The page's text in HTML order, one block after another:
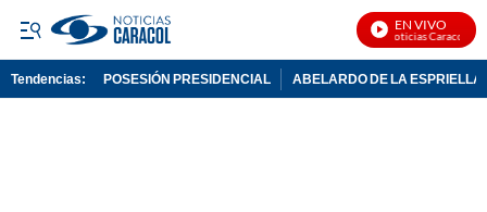
EN VIVO
Noticias Caracol En
Tendencias: POSESIÓN PRESIDENCIAL ABELARDO DE LA ESPRIELLA